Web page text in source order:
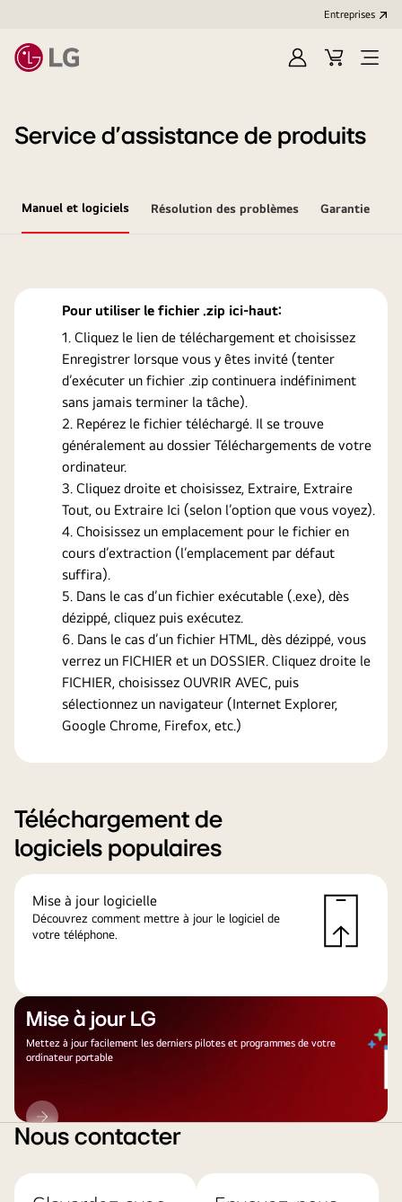
Entreprises​
OuvrirCart
Open
Service d’assistance de produits
Manuel et logiciels Résolution des problèmes Garantie
Pour utiliser le fichier .zip ici-haut:
Cliquez le lien de téléchargement et choisissez
Enregistrer lorsque vous y êtes invité (tenter
d’exécuter un fichier .zip continuera indéfiniment
sans jamais terminer la tâche).
Repérez le fichier téléchargé. Il se trouve
généralement au dossier Téléchargements de votre
ordinateur.
Cliquez droite et choisissez, Extraire, Extraire
Tout, ou Extraire Ici (selon l’option que vous voyez).
Choisissez un emplacement pour le fichier en
cours d’extraction (l’emplacement par défaut
suffira).
Dans le cas d’un fichier exécutable (.exe), dès
dézippé, cliquez puis exécutez.
Dans le cas d’un fichier HTML, dès dézippé, vous
verrez un FICHIER et un DOSSIER. Cliquez droite le
FICHIER, choisissez OUVRIR AVEC, puis
sélectionnez un navigateur (Internet Explorer,
Google Chrome, Firefox, etc.)
Téléchargement de
logiciels populaires
Mise à jour logicielle
Découvrez comment mettre à jour le logiciel de
votre téléphone.
Mise à jour LG
Mettez à jour facilement les derniers pilotes et programmes de votre
ordinateur portable
Mise
à
LG
Nous contacter